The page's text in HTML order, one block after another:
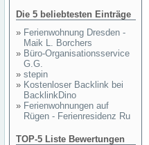
Die 5 beliebtesten Einträge
» Ferienwohnung Dresden -
Maik L. Borchers
» Büro-Organisationsservice
G.G.
» stepin
» Kostenloser Backlink bei
BacklinkDino
» Ferienwohnungen auf
Rügen - Ferienresidenz Ru
TOP-5 Liste Bewertungen